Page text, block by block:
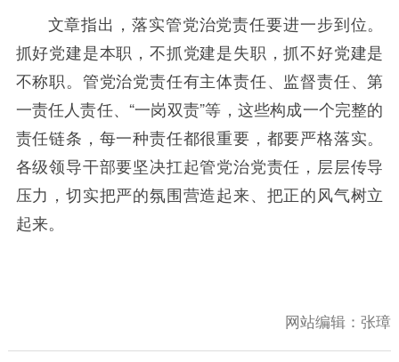
文章指出，落实管党治党责任要进一步到位。
抓好党建是本职，不抓党建是失职，抓不好党建是
不称职。管党治党责任有主体责任、监督责任、第
一责任人责任、“一岗双责”等，这些构成一个完整的
责任链条，每一种责任都很重要，都要严格落实。
各级领导干部要坚决扛起管党治党责任，层层传导
压力，切实把严的氛围营造起来、把正的风气树立
起来。
网站编辑：张璋